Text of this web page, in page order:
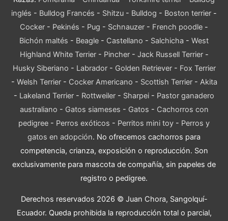
inglés - Bulldog Francés - Shitzu - Bulldog - Boston terrier -
Cocker - Pekinés - Pug - Schnauzer - French poodle -
Bichón maltés - Beagle - Castellano - Salchicha - West
Highland White Terrier- Pincher- Jack Russell Terrier-
Husky Siberiano - Labrador- Golden Retriever- Fox Terrier
- Welsh Terrier- Cocker Americano - Scottish Terrier- Akita
- Lakeland Terrier - Rottweiler - Sharpei - Pastor ganadero
australiano - Gatos siameses - Gatos - Cachorros con
pedigree - Perros exóticos - Perritos mini toy - Perros y
gatos en adopción. No ofrecemos cachorros para
competencia, crianza, exposición o reproducción. Son
exclusivamente para mascota de compañía, sin papeles de
registro o pedigree.
Derechos reservados 2026 © Juan Chora, Sangolquí-
Ecuador. Queda prohibida la reproducción total o parcial,